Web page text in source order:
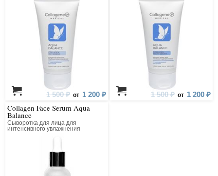
1 500 ₽ от 1 200 ₽ 1 500 ₽ от 1 200 ₽
Collagen Face Serum Aqua
Balance
Сыворотка для лица для
интенсивного увлажнения